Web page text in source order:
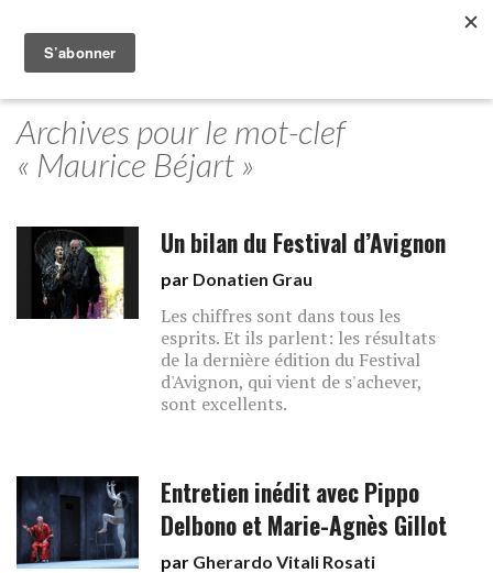
Archives pour le mot-clef
« Maurice Béjart »
Un bilan du Festival d’Avignon
par Donatien Grau
Les chiffres sont dans tous les
esprits. Et ils parlent: les résultats
de la dernière édition du Festival
d'Avignon, qui vient de s'achever,
sont excellents.
Entretien inédit avec Pippo
Delbono et Marie-Agnès Gillot
par Gherardo Vitali Rosati